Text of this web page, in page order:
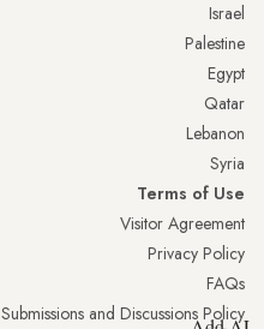
Israel
Palestine
Egypt
Qatar
Lebanon
Syria
Terms of Use
Visitor Agreement
Privacy Policy
FAQs
Submissions and Discussions Policy